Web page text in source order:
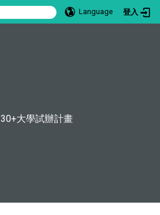
Language 登入
30+大學試辦計畫